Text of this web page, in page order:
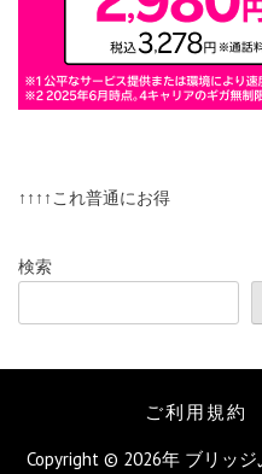
↑↑↑↑これ普通にお得
検索
ご利用規約
Copyright © 2026年 ブリッジ